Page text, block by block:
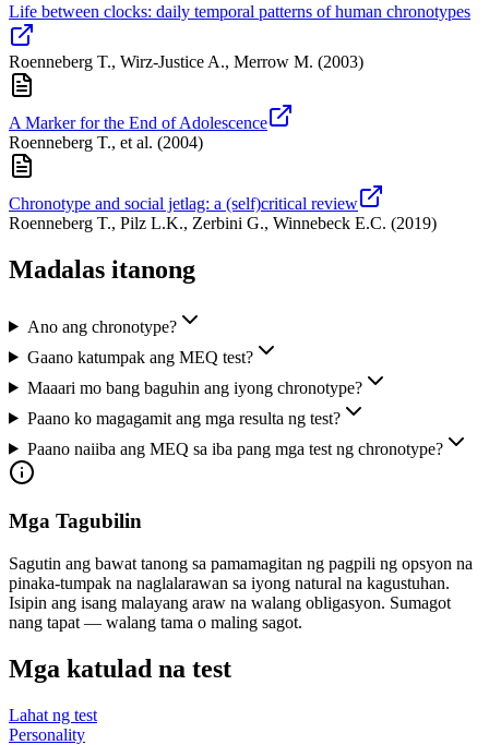
Life between clocks: daily temporal patterns of human chronotypes
Roenneberg T., Wirz-Justice A., Merrow M. (2003)
A Marker for the End of Adolescence
Roenneberg T., et al. (2004)
Chronotype and social jetlag: a (self)critical review
Roenneberg T., Pilz L.K., Zerbini G., Winnebeck E.C. (2019)
Madalas itanong
Ano ang chronotype?
Gaano katumpak ang MEQ test?
Maaari mo bang baguhin ang iyong chronotype?
Paano ko magagamit ang mga resulta ng test?
Paano naiiba ang MEQ sa iba pang mga test ng chronotype?
Mga Tagubilin
Sagutin ang bawat tanong sa pamamagitan ng pagpili ng opsyon na
pinaka-tumpak na naglalarawan sa iyong natural na kagustuhan.
Isipin ang isang malayang araw na walang obligasyon. Sumagot
nang tapat — walang tama o maling sagot.
Mga katulad na test
Lahat ng test
Personality